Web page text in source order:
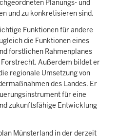
Planungs- und
und zu konkretisieren sind.
Funktionen für andere
die Funktionen eines
forstlichen Rahmenplanes
Außerdem bildet er
regionale Umsetzung von
des Landes. Er
für eine
zukunftsfähige Entwicklung
Münsterland in der derzeit